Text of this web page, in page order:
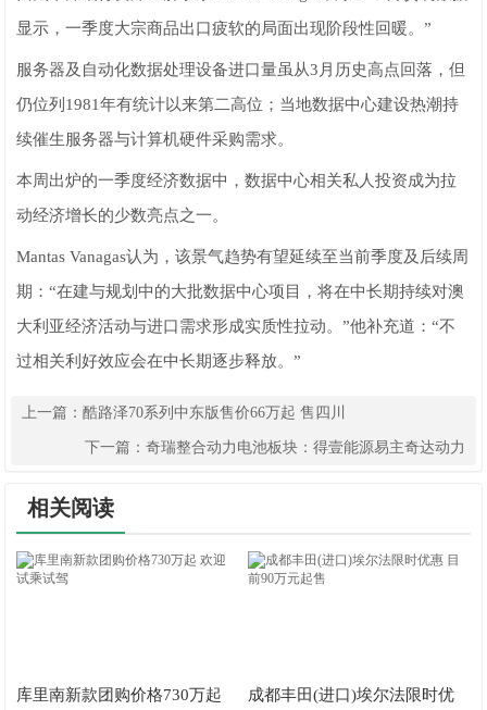
显示，一季度大宗商品出口疲软的局面出现阶段性回暖。”
服务器及自动化数据处理设备进口量虽从3月历史高点回落，但
仍位列1981年有统计以来第二高位；当地数据中心建设热潮持
续催生服务器与计算机硬件采购需求。
本周出炉的一季度经济数据中，数据中心相关私人投资成为拉
动经济增长的少数亮点之一。
Mantas Vanagas认为，该景气趋势有望延续至当前季度及后续周
期：“在建与规划中的大批数据中心项目，将在中长期持续对澳
大利亚经济活动与进口需求形成实质性拉动。”他补充道：“不
过相关利好效应会在中长期逐步释放。”
上一篇：酷路泽70系列中东版售价66万起 售四川
下一篇： 奇瑞整合动力电池板块：得壹能源易主奇达动力
相关阅读
库里南新款团购价格730万起
成都丰田(进口)埃尔法限时优